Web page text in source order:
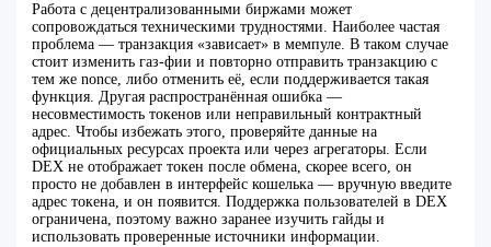
Работа с децентрализованными биржами может
сопровождаться техническими трудностями. Наиболее частая
проблема — транзакция «зависает» в мемпуле. В таком случае
стоит изменить газ-фии и повторно отправить транзакцию с
тем же nonce, либо отменить её, если поддерживается такая
функция. Другая распространённая ошибка —
несовместимость токенов или неправильный контрактный
адрес. Чтобы избежать этого, проверяйте данные на
официальных ресурсах проекта или через агрегаторы. Если
DEX не отображает токен после обмена, скорее всего, он
просто не добавлен в интерфейс кошелька — вручную введите
адрес токена, и он появится. Поддержка пользователей в DEX
ограничена, поэтому важно заранее изучить гайды и
использовать проверенные источники информации.